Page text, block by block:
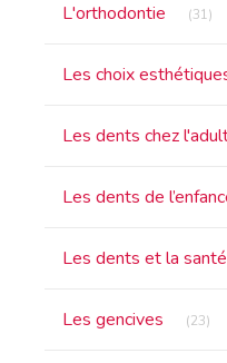
L'orthodontie (31)
Les choix
Les dents chez
Les dents de
Les dents et la santé
Les gencives (23)